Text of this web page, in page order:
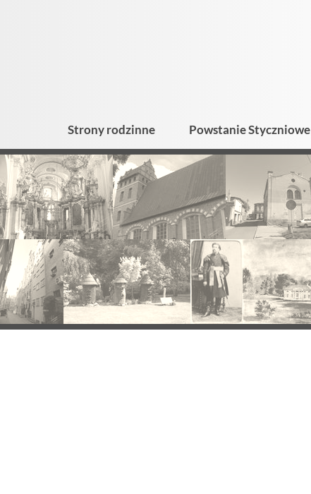
Strony rodzinne Powstanie Styczniowe